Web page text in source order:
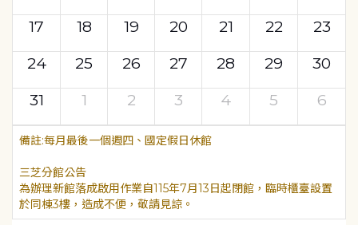
17
18 19 20 21 22
23
24
25 26 27 28 29
30
31
1 2 3 4 5 6
每月最後一個週四、國定假日休館
三芝分館公告
為辦理新館落成啟用作業自115年7月13日起閉館，臨時櫃臺設置
於同棟3樓，造成不便，敬請見諒。